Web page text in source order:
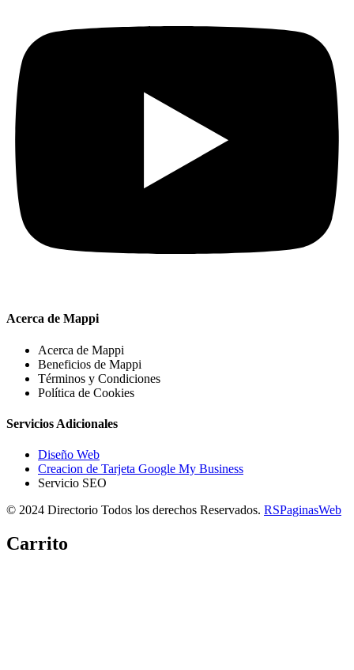
Acerca de Mappi
Acerca de Mappi
Beneficios de Mappi
Términos y Condiciones
Política de Cookies
Servicios Adicionales
Diseño Web
Creacion de Tarjeta Google My Business
Servicio SEO
© 2024 Directorio Todos los derechos Reservados. RSPaginasWeb
Carrito